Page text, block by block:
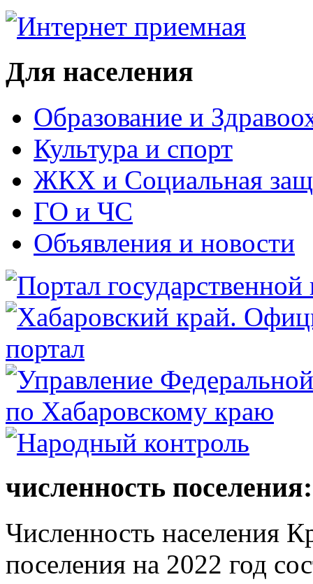
Для населения
Образование и
Культура и спорт
ЖКХ и Социальная
ГО и ЧС
Объявления и новости
численность поселения:
Численность населения
поселения на 2022 год